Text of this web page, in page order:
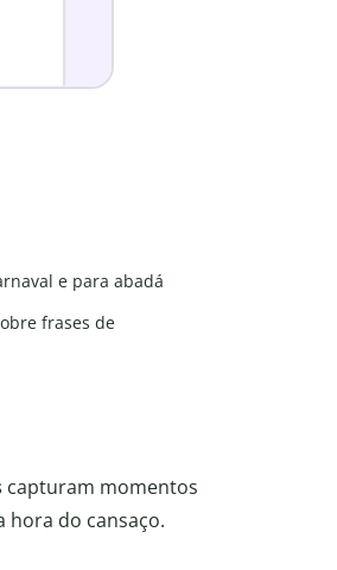
e para abadá
frases de
capturam momentos
hora do cansaço.